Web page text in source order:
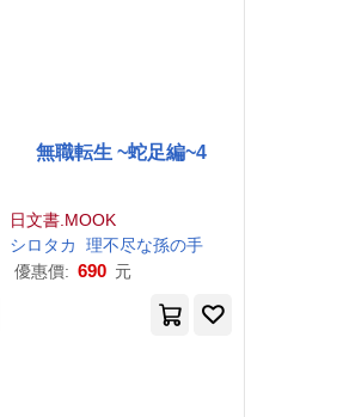
無職転生 ~蛇足編~4
日文書.MOOK
シロタカ
理不尽な孫の手
優惠價: 690 元